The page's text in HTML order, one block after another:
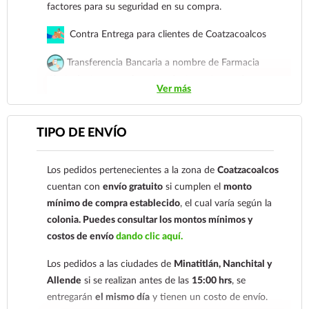
factores para su seguridad en su compra.
Contra Entrega para clientes de Coatzacoalcos
Transferencia Bancaria a nombre de Farmacia
cuenta: Clave: 014854655008143954
Para esta forma de pago el cliente deberá enviar su
comprobante de pago a al siguiente correo
nuestro
921 261 8491
Ver más
TIPO DE ENVÍO
Los pedidos pertenecientes a la zona deCoatzacoalcos
cuentan conenvío gratuito si cumplen elmonto
mínimo de compra establecido, el cual varía según la
colonia. Puedes consultar los montos mínimos y
costos de envíodando clic aquí.
Los pedidos a las ciudades de Minatitlán, Nanchital y
Allende si se realizan antes de las 15:00 hrs, se
entregaránel mismo día y tienen un costo de envío.